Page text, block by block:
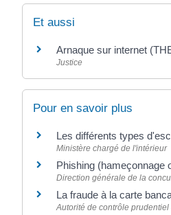
Et aussi
Arnaque sur internet
Justice
Pour en savoir plus
Les différents types
Ministère chargé de l'intérieur
Phishing (hameçonnage
Direction générale de la
La fraude à la carte
Autorité de contrôle